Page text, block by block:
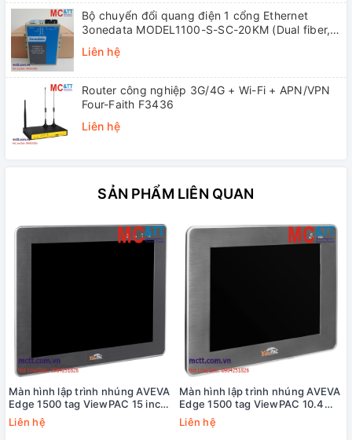
Bộ chuyển đổi quang điện 1 cổng Ethernet
3onedata MODEL1100-S-SC-20KM (Dual fiber,
Liên hệ
Router công nghiệp 3G/4G + Wi-Fi + APN/VPN
Four-Faith F3436
Liên hệ
SẢN PHẨM LIÊN QUAN
Màn hình lập trình nhúng AVEVA
Edge 1500 tag ViewPAC 15 inch
CPU Cortex-A8 + WinCE 7.0 ICP
DAS AEV-6231-CE7-1500 CR
Liên hệ
Màn hình lập trình nhúng AVEVA
Edge 1500 tag ViewPAC 10.4
inch CPU Cortex-A8 + WinCE
7.0 ICP DAS AEV-4231-CE7-
Liên hệ